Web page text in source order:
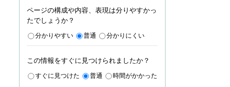
ページの構成や内容、表現は分りやすかっ
たでしょうか？
分かりやすい 普通 分かりにくい
この情報をすぐに見つけられましたか？
すぐに見つけた 普通 時間がかかった